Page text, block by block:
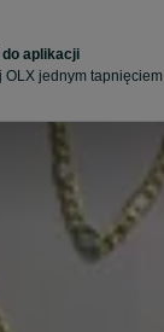
do aplikacji
OLX jednym tapnięciem